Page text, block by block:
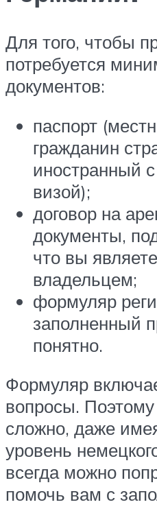
Для того, чтобы
потребуется
документов:
паспорт
гражданин
иностранный
визой);
договор на
документы,
что вы
владельцем;
формуляр
заполненный
понятно.
Формуляр
вопросы. Поэтому
сложно, даже
уровень
всегда можно
помочь вам с